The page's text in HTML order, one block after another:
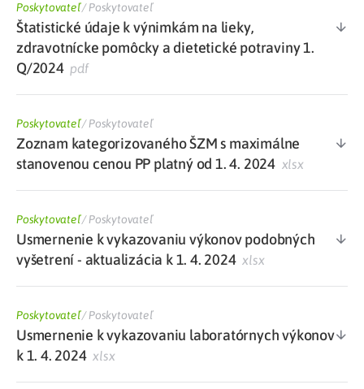
Poskytovateľ/Poskytovateľ
Štatistické údaje k výnimkám na lieky,
zdravotnícke pomôcky a dietetické potraviny 1.
Q/2024pdf
Poskytovateľ/Poskytovateľ
Zoznam kategorizovaného ŠZM s maximálne
stanovenou cenou PP platný od 1. 4. 2024 xlsx
Poskytovateľ/Poskytovateľ
Usmernenie k vykazovaniu výkonov podobných
vyšetrení - aktualizácia k 1. 4. 2024xlsx
Poskytovateľ/Poskytovateľ
Usmernenie k vykazovaniu laboratórnych výkonov
k 1. 4. 2024xlsx